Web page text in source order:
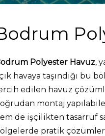
Polyester Havuz,
havaya taşındığı bu
edilen havuz
montaj
de işçilikten tasarruf
pratik